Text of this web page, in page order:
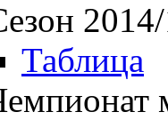
Таблица